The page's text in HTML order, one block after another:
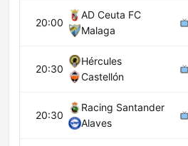
20:00
AD Ceuta FC
Malaga
20:30
Hércules
Castellón
20:30
Racing Santander
Alaves